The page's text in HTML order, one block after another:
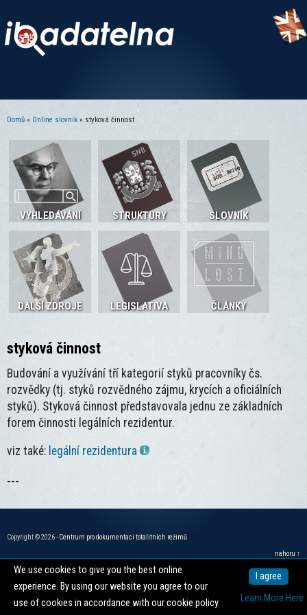
Domů » Online slovník » styková činnost
VYHLEDÁVÁNÍ STRUKTURY SLOVNÍK
DALŠÍ ZDROJE LEGISLATIVA ČLÁNKY
styková činnost
Budování a využívání tří kategorií styků pracovníky čs.
rozvědky (tj. styků rozvědného zájmu, krycích a oficiálních
styků). Styková činnost představovala jednu ze základních
forem činnosti legálních rezidentur.
viz také: legální rezidentura
---
Copyright © 2026 -Centrum pro dokumentaci totalitních režimů
nahoru ↑
We use cookies to give you the best online
experience. By using our website you agree to our
use of cookies in accordance with our cookie policy.
I agree
Learn More Here